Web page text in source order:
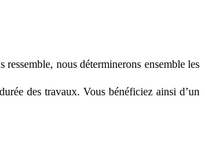
nous déterminerons ensemble les
des travaux. Vous bénéficiez ainsi d’un